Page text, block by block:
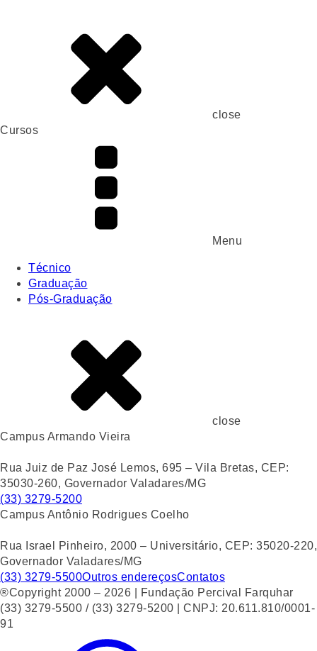
close
Cursos
Menu
Técnico
Graduação
Pós-Graduação
close
Campus Armando Vieira
Rua Juiz de Paz José Lemos, 695 – Vila Bretas, CEP:
35030-260, Governador Valadares/MG
(33) 3279-5200
Campus Antônio Rodrigues Coelho
Rua Israel Pinheiro, 2000 – Universitário, CEP: 35020-220,
Governador Valadares/MG
(33) 3279-5500Outros endereçosContatos
®Copyright 2000 – 2026 | Fundação Percival Farquhar
(33) 3279-5500 / (33) 3279-5200 | CNPJ: 20.611.810/0001-
91